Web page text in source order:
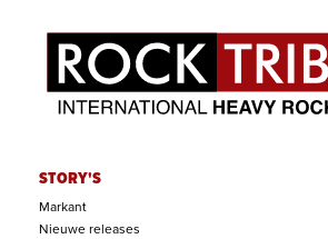
STORY'S
Markant
Nieuwe releases